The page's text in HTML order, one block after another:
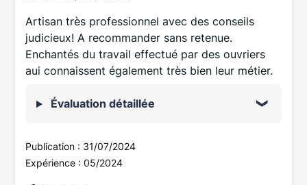
Artisan très professionnel avec des conseils
judicieux! A recommander sans retenue.
Enchantés du travail effectué par des ouvriers
aui connaissent également très bien leur métier.
Évaluation détaillée
Publication : 31/07/2024
Expérience : 05/2024